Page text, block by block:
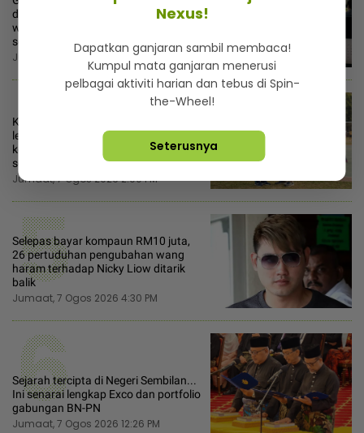
di MNC, menangis setiap malam
walaupun gaji RM5,000... Paling
sedih dipinggirkan rakan sepejabat
Jumaat, 7 Ogos 2026 7:00 AM
4
Kejamnya pentadbir sekolah! Cikgu
lewat 7 minit hadir aktiviti
kokurikulum diminta beri surat tunjuk
sebab
Jumaat, 7 Ogos 2026 2:00 PM
5
Selepas bayar kompaun RM10 juta,
26 pertuduhan pengubahan wang
haram terhadap Nicky Liow ditarik
balik
Jumaat, 7 Ogos 2026 4:30 PM
6
Sejarah tercipta di Negeri Sembilan...
Ini senarai lengkap Exco dan portfolio
gabungan BN-PN
Jumaat, 7 Ogos 2026 12:26 PM
Nexus!
Dapatkan ganjaran sambil membaca!
Kumpul mata ganjaran menerusi
pelbagai aktiviti harian dan tebus di Spin-
the-Wheel!
Seterusnya